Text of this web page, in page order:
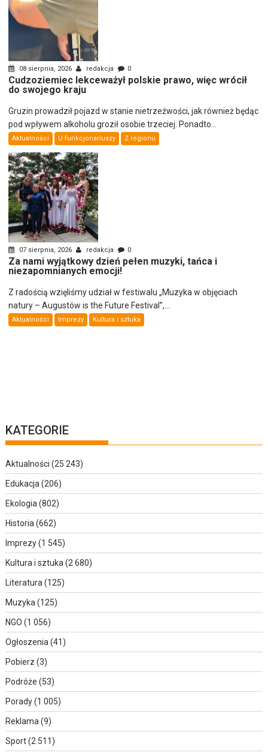
08 sierpnia, 2026 redakcja 0
Cudzoziemiec lekceważył polskie prawo, więc wrócił
do swojego kraju
Gruzin prowadził pojazd w stanie nietrzeźwości, jak również będąc
pod wpływem alkoholu groził osobie trzeciej. Ponadto...
Aktualności U funkcjonariuszy Z regionu
07 sierpnia, 2026 redakcja 0
Za nami wyjątkowy dzień pełen muzyki, tańca i
niezapomnianych emocji!
Z radością wzięliśmy udział w festiwalu „Muzyka w objęciach
natury – Augustów is the Future Festival”,...
Aktualności Imprezy Kultura i sztuka
KATEGORIE
Aktualności (25 243)
Edukacja (206)
Ekologia (802)
Historia (662)
Imprezy(1 545)
Kultura i sztuka (2 680)
Literatura (125)
Muzyka (125)
NGO (1 056)
Ogłoszenia (41)
Pobierz (3)
Podróże (53)
Porady(1 005)
Reklama (9)
Sport(2 511)